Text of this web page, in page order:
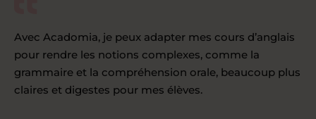
Avec Acadomia, je peux adapter mes cours d’anglais
pour rendre les notions complexes, comme la
grammaire et la compréhension orale, beaucoup plus
claires et digestes pour mes élèves.